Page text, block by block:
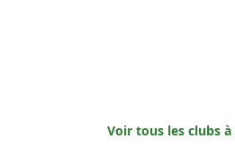
Voir tous les clubs à